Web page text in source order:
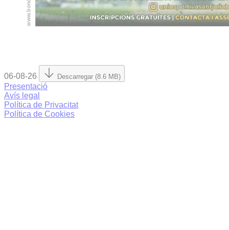
06-08-26 Descarregar (8.6 MB)
Presentació
Avís legal
Política de Privacitat
Política de Cookies